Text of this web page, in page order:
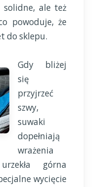
solidne, ale też
powoduje, że
do sklepu.
Gdy bliżej
się
przyjrzeć
szwy,
suwaki
dopełniają
wrażenia
górna
wycięcie